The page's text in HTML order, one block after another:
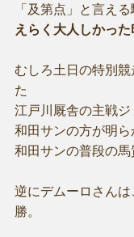
「及第点」と言え
えらく大人しかった
むしろ土日の特別
た
江戸川厩舎の主戦
和田サンの方が明ら
和田サンの普段の馬
逆にデムーロさん
勝。